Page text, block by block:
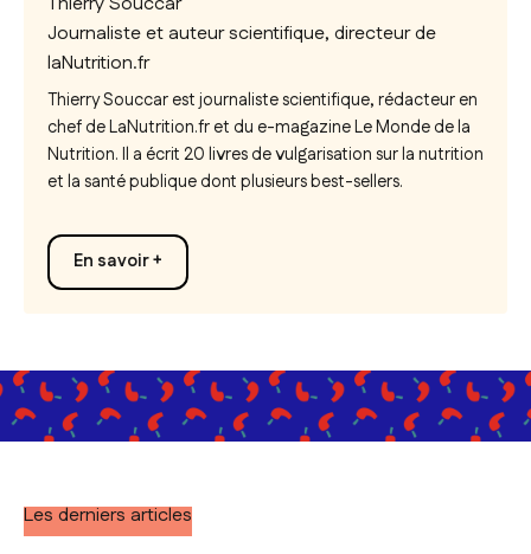
Journaliste et auteur scientifique, directeur de
laNutrition.fr
Thierry Souccar est journaliste scientifique, rédacteur en
chef de LaNutrition.fr et du e-magazineLe Monde de la
Nutrition. Il a écrit 20 livres de vulgarisation sur la nutrition
et la santé publique dont plusieurs best-sellers.
En savoir +
Les derniers articles